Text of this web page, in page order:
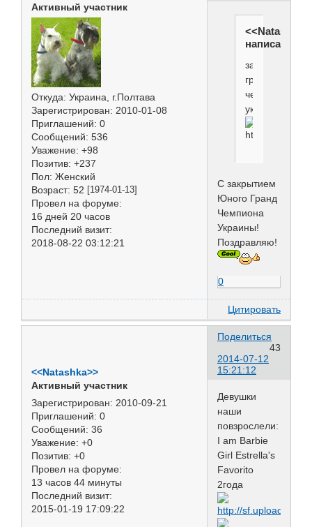
Активный участник
Откуда: Украина, г.Полтава
Зарегистрирован: 2010-01-08
Приглашений: 0
Сообщений: 536
Уважение: +98
Позитив: +237
Пол: Женский
Возраст: 52 [1974-01-13]
Провел на форуме:
16 дней 20 часов
Последний визит:
2018-08-22 03:12:21
<<Natasha>>
написал(а):
закрыла
гранд
чемпиона
украины
С закрытием
Юного Гранд
Чемпиона
Украины!
Поздравляю!
0
Цитировать
Поделиться
43
2014-07-12
15:21:12
<<Natashka>>
Активный участник
Зарегистрирован: 2010-09-21
Приглашений: 0
Сообщений: 36
Уважение: +0
Позитив: +0
Провел на форуме:
13 часов 44 минуты
Последний визит:
2015-01-19 17:09:22
Девушки
наши
повзрослели:
I am Barbie
Girl Estrella's
Favorito
2года